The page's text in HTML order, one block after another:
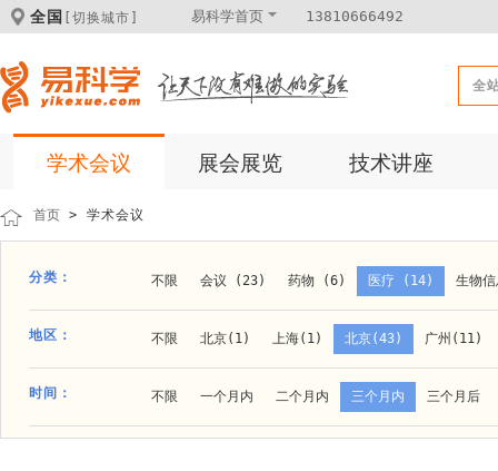
全国 [切换城市] 易科学首页 13810666492
全
学术会议 展会展览 技术讲座
首页 > 学术会议
分类： 不限 会议 (23) 药物 (6) 医疗 (14) 生物
医疗健康 (15) 成果转化 (2)
材料 (11) 材料化工 (1) 新材料 (1)
地区： 不限 北京(1) 上海(1) 北京(43) 广州(11)
郑州(1) 长春(1)
时间： 不限 一个月内 二个月内 三个月内 三个月后